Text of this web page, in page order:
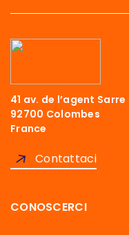
41 av. de l’agent Sarre
92700 Colombes
France
Contattaci
CONOSCERCI